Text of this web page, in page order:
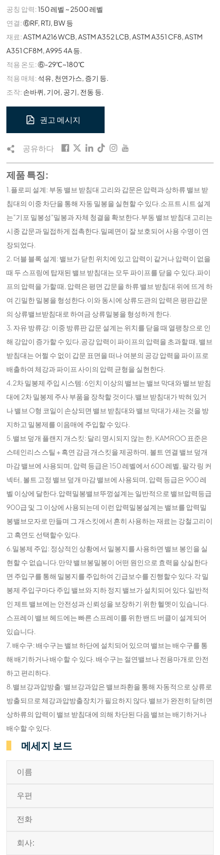
공칭 압력:150 레벨 ~ 2500 레벨
연결:⑥RF, RTJ, BW 등
재료: ASTM A216 WCB, ASTM A352 LCB, ASTM A351 CF8, ASTM
A351 CF8M, A995 4A 등.
적용 온도:⑥-29℃~180℃
적용 매체: 석유, 천연가스, 증기 등.
조작: 손바퀴, 기어, 공기, 전동 등.
권고 메시지
공유하다
제품 특징:
1.플로피 설계: 부동 밸브 받침대 고리와 갑문은 압력과 상하류 밸브 받
침대의 이중 차단을 통해 자동 밀봉을 실현할 수 있다.소프트 시트 설계
는"기포 밀봉성"밀봉과 자체 청결을 확보한다.부동 밸브 받침대 고리는
시종 갑문과 밀접하게 접촉한다.밀폐면이 잘 보호되어 사용 수명이 연
장되었다.
2. 더블 블록 설계: 밸브가 닫힌 위치에 있고 압력이 같거나 압력이 없을
때 두 스프링에 탑재된 밸브 받침대는 모두 파이프를 닫을 수 있다.파이
프의 압력을 가할 때, 압력은 평면 갑문을 하류 밸브 받침대 위에 뜨게 하
여 긴밀한 밀봉을 형성한다.이와 동시에 상류도관의 압력은 평판갑문
의 상류밸브받침대로 하여금 상류밀봉을 형성하게 한다.
3. 자유 방류강: 이중 방류판 갑문 설계는 위치를 닫을 때 열팽창으로 인
해 강압이 증가할 수 있다.공강 압력이 파이프의 압력을 초과할 때, 밸브
받침대는 어쩔 수 없이 갑문 표면을 떠나 여분의 공강 압력을 파이프로
배출하여 체강과 파이프 사이의 압력 균형을 실현한다.
4.2차 밀봉제 주입 시스템: 6인치 이상의 밸브는 밸브 막대와 밸브 받침
대에 2차 밀봉제 주사 부품을 장착할 것이다.밸브 받침대가 박혀 있거
나 밸브 O형 코일이 손상되면 밸브 받침대와 밸브 막대가 새는 것을 방
지하고 밀봉제를 이음매에 주입할 수 있다.
5.밸브 덮개 플랜지 개스킷: 달리 명시되지 않는 한, KAMROO 표준은
스테인리스 스틸 + 흑연 감금 개스킷을 제공하며, 볼트 연결 밸브 덮개
마감 밸브에 사용되며, 압력 등급은 150 레벨에서 600 레벨, 팔각 링 커
넥터, 볼트 고정 밸브 덮개 마감 밸브에 사용되며, 압력 등급은 900 레
벨 이상에 달한다.압력밀봉밸브뚜껑설계는 일반적으로 밸브압력등급
900급 및 그 이상에 사용되는데 이런 압력밀봉설계는 밸브를 압력밀
봉밸브모자로 만들며 그 개스킷에서 흔히 사용하는 재료는 강철고리이
고 흑연도 선택할수 있다.
6.밀봉제 주입: 정상적인 상황에서 밀봉지를 사용하면 밸브 봉인을 실
현할 수 없습니다.만약 밸브봉밀봉이 어떤 원인으로 효력을 상실한다
면 주입구를 통해 밀봉지를 주입하여 긴급보수를 진행할수 있다.각 밀
봉제 주입구마다 주입 밸브와 지하 정지 밸브가 설치되어 있다.일반적
인 제트 밸브에는 안전성과 신뢰성을 보장하기 위한 헬멧이 있습니다.
스프레이 밸브 헤드에는 빠른 스프레이를 위한 밴드 버클이 설계되어
있습니다.
7. 배수구: 배수구는 밸브 하단에 설치되어 있으며 밸브는 배수구를 통
해 배기하거나 배수할 수 있다. 배수구는 절연밸브나 전용마개로 안전
하고 편리하다.
8.밸브강과압방출: 밸브강과압은 밸브좌환을 통해 자동적으로 상류로
방출되므로 체강과압방출장치가 필요하지 않다.밸브가 완전히 닫히면
상하류의 압력이 밸브 받침대에 의해 차단된 다음 밸브는 배기하거나
배수할 수 있다.
메세지 보드